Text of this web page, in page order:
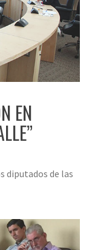
EN
diputados de las